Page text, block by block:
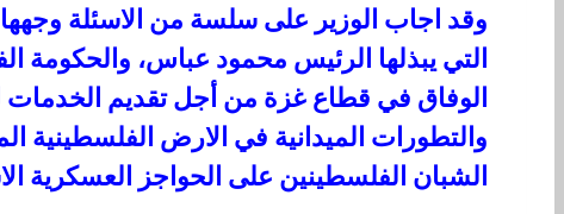
وقد اجاب الوزير على سلسة من الاسئلة
التي يبذلها الرئيس محمود عباس، والحكومة
الوفاق في قطاع غزة من أجل تقديم
والتطورات الميدانية في الارض الفلسطينية
الشبان الفلسطينين على الحواجز العسكرية